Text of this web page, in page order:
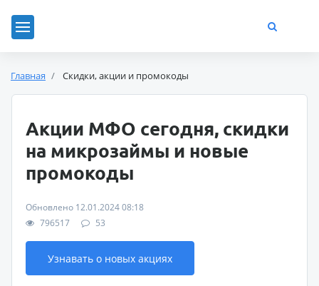
Главная Скидки, акции и промокоды
Акции МФО сегодня, скидки
на микрозаймы и новые
промокоды
Обновлено 12.01.2024 08:18
796517
53
Узнавать о новых акциях